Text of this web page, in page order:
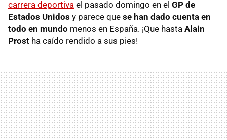
carrera deportiva el pasado domingo en el GP de
Estados Unidos y parece que se han dado cuenta en
todo en mundo menos en España. ¡Que hasta Alain
Prost ha caído rendido a sus pies!